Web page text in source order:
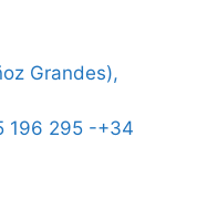
Grandes),
196 295 -+34